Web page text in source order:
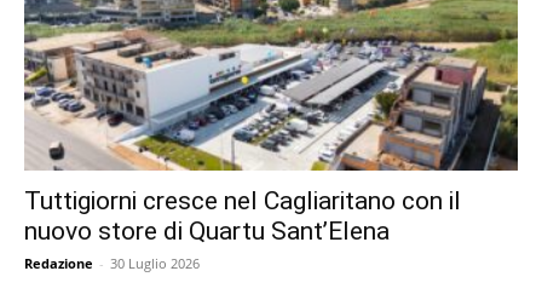
Tuttigiorni cresce nel Cagliaritano con il
nuovo store di Quartu Sant’Elena
Redazione - 30 Luglio 2026